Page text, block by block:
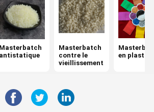
Masterbatch
antistatique
Masterbatch
contre le
vieillissement
en